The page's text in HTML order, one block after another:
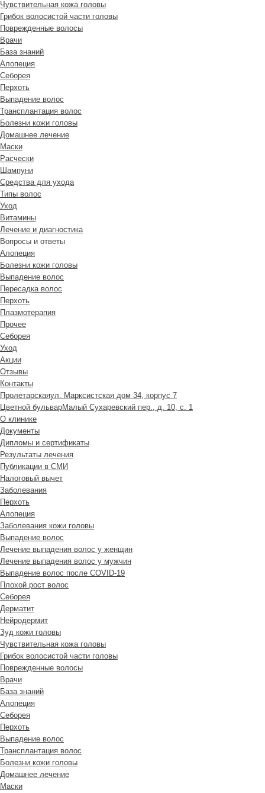
Чувствительная кожа головы
Грибок волосистой части головы
Поврежденные волосы
Врачи
База знаний
Алопеция
Себорея
Перхоть
Выпадение волос
Трансплантация волос
Болезни кожи головы
Домашнее лечение
Маски
Расчески
Шампуни
Средства для ухода
Типы волос
Уход
Витамины
Лечение и диагностика
Вопросы и ответы
Алопеция
Болезни кожи головы
Выпадение волос
Пересадка волос
Перхоть
Плазмотерапия
Прочее
Себорея
Уход
Акции
Отзывы
Контакты
Пролетарскаяул. Марксистская дом 34, корпус 7
Цветной бульварМалый Сухаревский пер., д. 10, с. 1
О клинике
Документы
Дипломы и сертификаты
Результаты лечения
Публикации в СМИ
Налоговый вычет
Заболевания
Перхоть
Алопеция
Заболевания кожи головы
Выпадение волос
Лечение выпадения волос у женщин
Лечение выпадения волос у мужчин
Выпадение волос после COVID-19
Плохой рост волос
Cеборея
Дерматит
Нейродермит
Зуд кожи головы
Чувствительная кожа головы
Грибок волосистой части головы
Поврежденные волосы
Врачи
База знаний
Алопеция
Себорея
Перхоть
Выпадение волос
Трансплантация волос
Болезни кожи головы
Домашнее лечение
Маски